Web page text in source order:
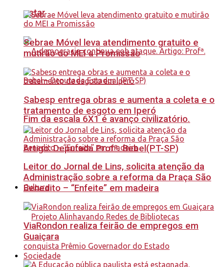
estar
Fim da escala 6X1 é avanço civilizatório.
Artigo: Deputada Profª. Bebel(PT-SP)
Cultura
Sebrae Móvel leva atendimento gratuito e
mutirão do MEI a Promissão
Sabesp entrega obras e aumenta a coleta e o
tratamento de esgoto em Iperó
Leitor do Jornal de Lins, solicita atenção da
Administração sobre a reforma da Praça São
Benedito – “Enfeite” em madeira
ViaRondon realiza feirão de empregos em
Guaiçara
Sociedade